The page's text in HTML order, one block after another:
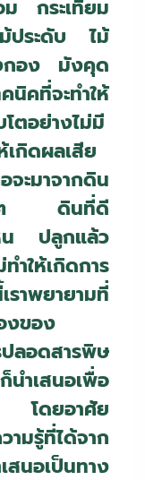
กระเทียม
ประดับ ไม้
กอง มังคุด
คที่จะทำให้
ตอย่างไม่มี
เกิดผลเสีย
ะมาจากดิน
ริงๆ ดินที่ดี
น ปลูกแล้ว
ให้เกิดการ
ราพยายามที่
งของ
อดสารพิษ
นำเสนอเพื่อ
โดยอาศัย
มรู้ที่ได้จาก
นอเป็นทาง